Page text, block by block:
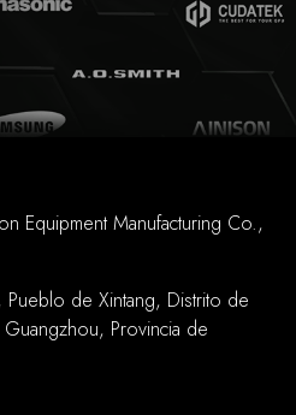
Equipment Manufacturing Co.,
de Xintang, Distrito de
Provincia de